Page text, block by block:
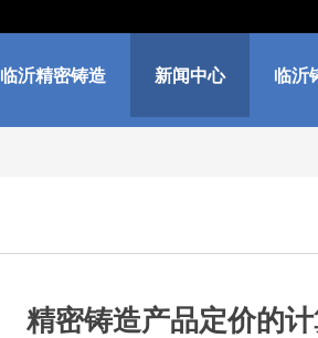
临沂精密铸造 新闻中心 临沂
精密铸造产品定价的